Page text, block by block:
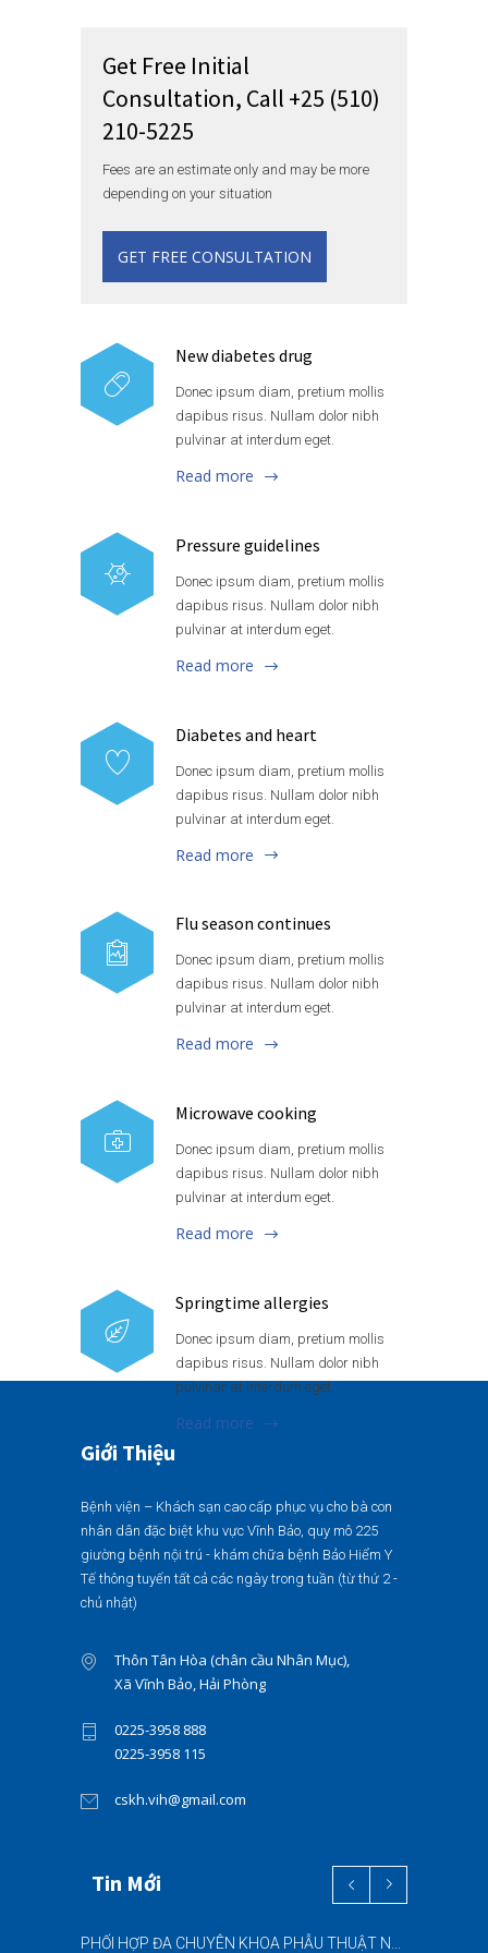
Get Free Initial
Consultation, Call +25 (510)
210-5225
Fees are an estimate only and may be more
depending on your situation
GET FREE CONSULTATION
New diabetes drug
Donec ipsum diam, pretium mollis
dapibus risus. Nullam dolor nibh
pulvinar at interdum eget.
Read more
Pressure guidelines
Donec ipsum diam, pretium mollis
dapibus risus. Nullam dolor nibh
pulvinar at interdum eget.
Read more
Diabetes and heart
Donec ipsum diam, pretium mollis
dapibus risus. Nullam dolor nibh
pulvinar at interdum eget.
Read more
Flu season continues
Donec ipsum diam, pretium mollis
dapibus risus. Nullam dolor nibh
pulvinar at interdum eget.
Read more
Microwave cooking
Donec ipsum diam, pretium mollis
dapibus risus. Nullam dolor nibh
pulvinar at interdum eget.
Read more
Springtime allergies
Donec ipsum diam, pretium mollis
dapibus risus. Nullam dolor nibh
pulvinar at interdum eget.
Read more
Giới Thiệu
Bệnh viện – Khách sạn cao cấp phục vụ cho bà con
nhân dân đặc biệt khu vực Vĩnh Bảo, quy mô 225
giường bệnh nội trú - khám chữa bệnh Bảo Hiểm Y
Tế thông tuyến tất cả các ngày trong tuần (từ thứ 2 -
chủ nhật)
Thôn Tân Hòa (chân cầu Nhân Mục),
Xã Vĩnh Bảo, Hải Phòng
0225-3958 888
0225-3958 115
cskh.vih@gmail.com
Tin Mới